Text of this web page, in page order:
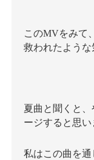
このMVをみて
救われたような
夏曲と聞くと
ージすると思い
私はこの曲を